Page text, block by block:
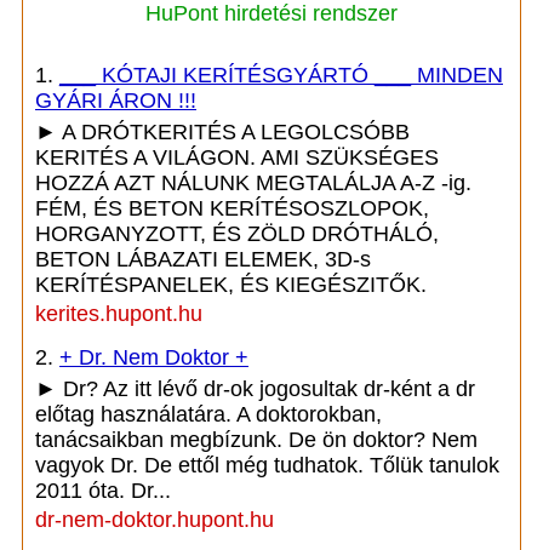
HuPont hirdetési rendszer
1.
___ KÓTAJI KERÍTÉSGYÁRTÓ ___ MINDEN
GYÁRI ÁRON !!!
► A DRÓTKERITÉS A LEGOLCSÓBB
KERITÉS A VILÁGON. AMI SZÜKSÉGES
HOZZÁ AZT NÁLUNK MEGTALÁLJA A-Z -ig.
FÉM, ÉS BETON KERÍTÉSOSZLOPOK,
HORGANYZOTT, ÉS ZÖLD DRÓTHÁLÓ,
BETON LÁBAZATI ELEMEK, 3D-s
KERÍTÉSPANELEK, ÉS KIEGÉSZITŐK.
kerites.hupont.hu
2. + Dr. Nem Doktor +
► Dr? Az itt lévő dr-ok jogosultak dr-ként a dr
előtag használatára. A doktorokban,
tanácsaikban megbízunk. De ön doktor? Nem
vagyok Dr. De ettől még tudhatok. Tőlük tanulok
2011 óta. Dr...
dr-nem-doktor.hupont.hu